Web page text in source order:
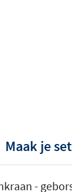
, wat hem
nemen.
Maak je
-